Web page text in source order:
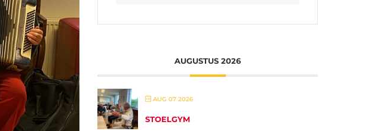
AUGUSTUS 2026
AUG 07 2026
STOELGYM